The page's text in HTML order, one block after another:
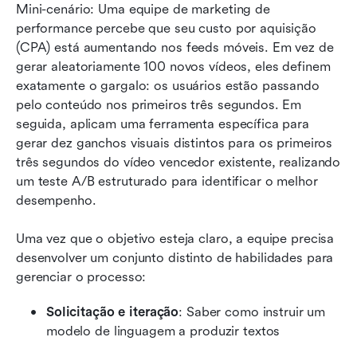
Mini-cenário: Uma equipe de marketing de
performance percebe que seu custo por aquisição
(CPA) está aumentando nos feeds móveis. Em vez de
gerar aleatoriamente 100 novos vídeos, eles definem
exatamente o gargalo: os usuários estão passando
pelo conteúdo nos primeiros três segundos. Em
seguida, aplicam uma ferramenta específica para
gerar dez ganchos visuais distintos para os primeiros
três segundos do vídeo vencedor existente, realizando
um teste A/B estruturado para identificar o melhor
desempenho.
Uma vez que o objetivo esteja claro, a equipe precisa
desenvolver um conjunto distinto de habilidades para
gerenciar o processo:
Solicitação e iteração: Saber como instruir um
modelo de linguagem a produzir textos